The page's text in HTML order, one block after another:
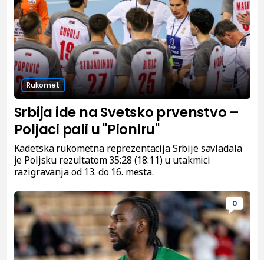
Rukomet
Srbija ide na Svetsko prvenstvo –
Poljaci pali u "Pioniru"
Kadetska rukometna reprezentacija Srbije savladala
je Poljsku rezultatom 35:28 (18:11) u utakmici
razigravanja od 13. do 16. mesta.
0